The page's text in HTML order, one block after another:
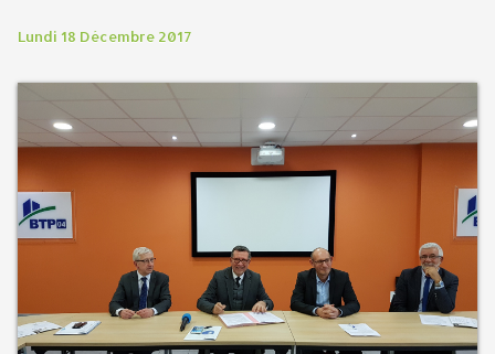
Lundi 18 Décembre 2017